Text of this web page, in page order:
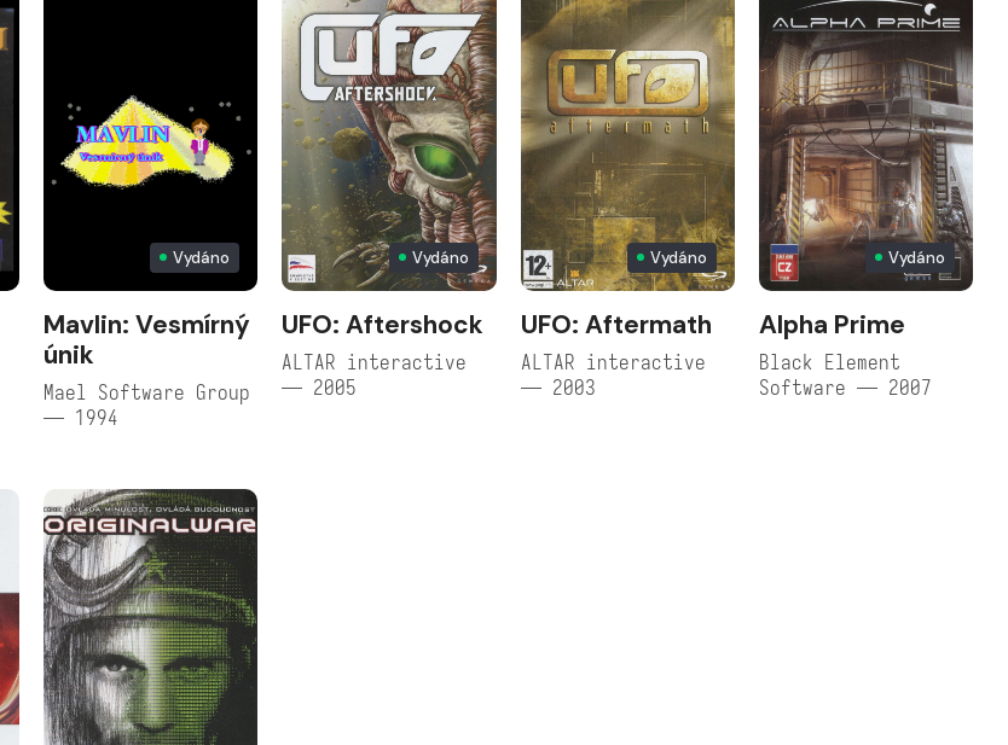
Vydáno
Mavlin: Vesmírný
únik
Mael Software Group
— 1994
Vydáno
UFO: Aftershock
ALTAR interactive
— 2005
Vydáno
UFO: Aftermath
ALTAR interactive
— 2003
Vydáno
Alpha Prime
Black Element
Software — 2007